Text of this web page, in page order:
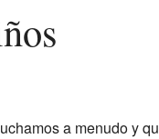
a menudo y